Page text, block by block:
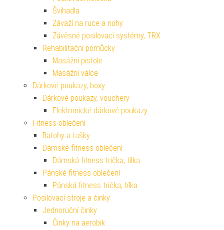
Švihadla
Závaží na ruce a nohy
Závěsné posilovací systémy, TRX
Rehabilitační pomůcky
Masážní pistole
Masážní válce
Dárkové poukazy, boxy
Dárkové poukazy, vouchery
Elektronické dárkové poukazy
Fitness oblečení
Batohy a tašky
Dámské fitness oblečení
Dámská fitness trička, tílka
Pánské fitness oblečení
Pánská fitness trička, tílka
Posilovací stroje a činky
Jednoruční činky
Činky na aerobik